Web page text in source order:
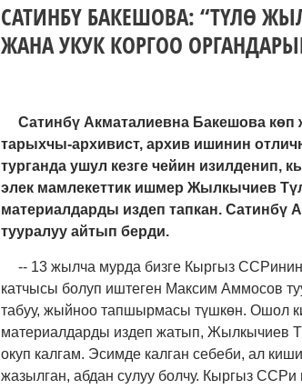
САТИНБҮ БАКЕШОВА: “ТҮЛӨ
ЖАНА УКУК КОРГОО
Сатинбү Акматалиевна Бакешова көп
тарыхчы-архивист, архив ишинин
турганда ушул кезге чейин изилденип,
элек мамлекеттик ишмер Жылкычиев
материалдарды издеп тапкан. Сатинбү
тууралуу айтып берди.
-- 13 жылча мурда бизге Кыргыз
катчысы болуп иштеген Максим Аммосов
табуу, жыйноо тапшырмасы түшкөн. Ошол
материалдарды издеп жатып, Жылкычиев
окуп калгам. Эсимде калган себеби, ал
жазылган, абдан сулуу болчу. Кыргыз